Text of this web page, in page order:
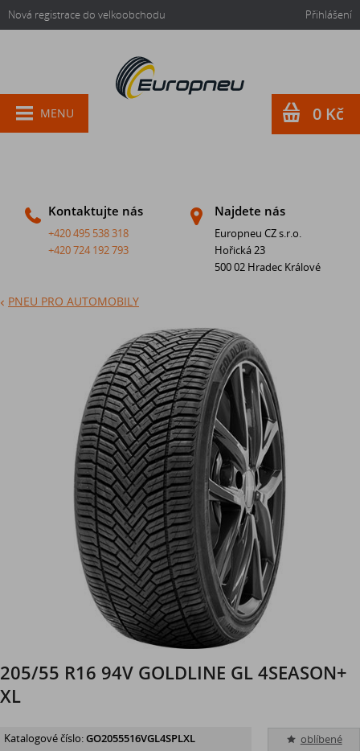
Nová registrace do velkoobchodu Přihlášení
Kontaktujte nás
+420 495 538 318
+420 724 192 793
Najdete nás
Europneu CZ s.r.o.
Hořická 23
500 02 Hradec Králové
MENU 0 Kč
PNEU PRO AUTOMOBILY
205/55 R16 94V GOLDLINE GL 4SEASON+
XL
oblíbené
Katalogové číslo:GO2055516VGL4SPLXL